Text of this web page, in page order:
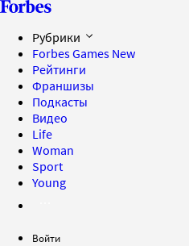
Рубрики
Forbes Games New
Рейтинги
Франшизы
Подкасты
Видео
Life
Woman
Sport
Young
Войти